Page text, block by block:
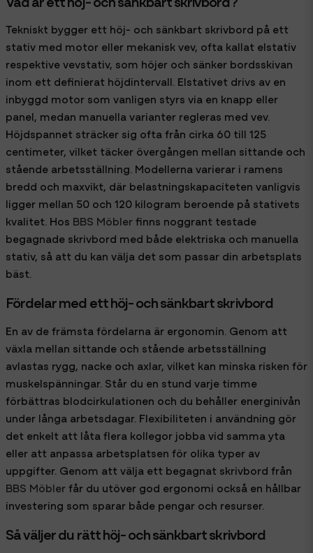
Tekniskt bygger ett höj- och sänkbart skrivbord på ett
stativ med motor eller mekanisk vev, ofta kallat elstativ
respektive vevstativ, som höjer och sänker bordsskivan
inom ett definierat höjdintervall. Elstativet drivs av en
inbyggd motor som vanligen styrs via en knapp eller
panel, medan manuella varianter regleras med vev.
Höjdspannet sträcker sig ofta från cirka 60 till 125
centimeter, vilket täcker övergången mellan sittande och
stående arbetsställning. Modellerna varierar i ramens
bredd och maxvikt, där belastningskapaciteten vanligvis
ligger mellan 50 och 120 kilogram beroende på stativets
kvalitet. Hos BBS Möblerfinns noggrant testade
begagnade skrivbord med både elektriska och manuella
stativ, så att du kan välja det som passar din arbetsplats
bäst.
Fördelar med ett höj- och sänkbart skrivbord
En av de främsta fördelarna är ergonomin. Genom att
växla mellan sittande och stående arbetsställning
avlastas rygg, nacke och axlar, vilket kan minska risken för
muskelspänningar. Står du en stund varje timme
förbättras blodcirkulationen och du behåller energinivån
under långa arbetsdagar. Flexibiliteten i användning gör
det enkelt att låta flera kollegor jobba vid samma yta
eller att anpassa arbetsplatsen för olika typer av
uppgifter. Genom att välja ett begagnat skrivbord från
BBS Möblerfår du utöver god ergonomi också en hållbar
investering som sparar både pengar och resurser.
Så väljer du rätt höj- och sänkbart skrivbord